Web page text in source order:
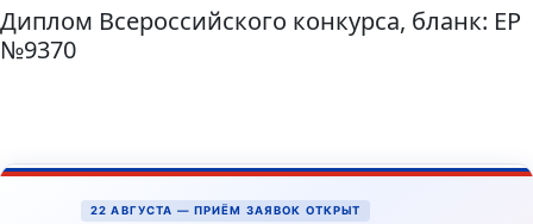
Диплом Всероссийского конкурса, бланк: ЕР
№9370
22 АВГУСТА — ПРИЁМ ЗАЯВОК ОТКРЫТ